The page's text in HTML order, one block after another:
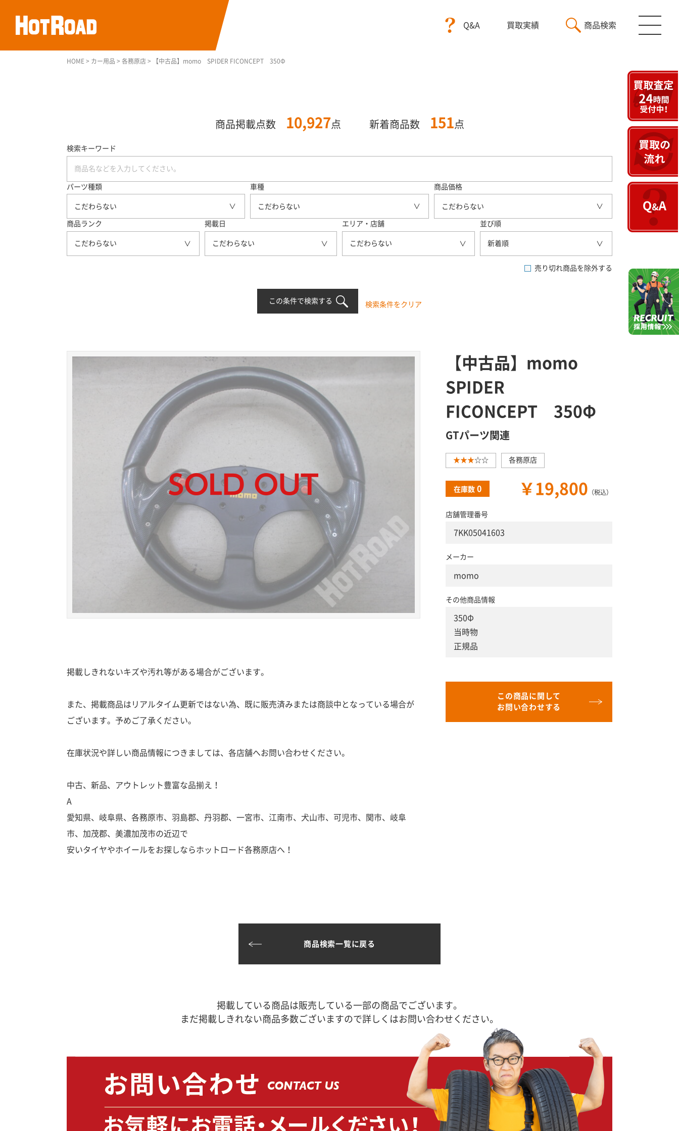
Q&A 買取実績 商品検索
HOME > カー用品 > 各務原店 > 【中古品】momo SPIDER FICONCEPT 350Φ
商品掲載点数 10,927点 新着商品数 151 点
検索キーワード
パーツ種類
こだわらない
車種
こだわらない
商品価格
こだわらない
商品ランク
こだわらない
掲載日
こだわらない
エリア・店舗
こだわらない
並び順
新着順
売り切れ商品を除外する
この条件で検索する 検索条件をクリア
掲載しきれないキズや汚れ等がある場合がございます。
また、掲載商品はリアルタイム更新ではない為、既に販売済みまたは商談中となっている場合が
ございます。予めご了承ください。
在庫状況や詳しい商品情報につきましては、各店舗へお問い合わせください。
中古、新品、アウトレット豊富な品揃え！
A
愛知県、岐阜県、各務原市、羽島郡、丹羽郡、一宮市、江南市、犬山市、可児市、関市、岐阜
市、加茂郡、美濃加茂市の近辺で
安いタイヤやホイールをお探しならホットロード各務原店へ！
【中古品】momo
SPIDER
FICONCEPT 350Φ
GTパーツ関連
★★★☆☆ 各務原店
在庫数 0 ￥19,800 （税込）
店舗管理番号
7KK05041603
メーカー
momo
その他商品情報
350Φ
当時物
正規品
この商品に関して
お問い合わせする
商品検索一覧に戻る
掲載している商品は販売している一部の商品でございます。
まだ掲載しきれない商品多数ございますので詳しくはお問い合わせください。